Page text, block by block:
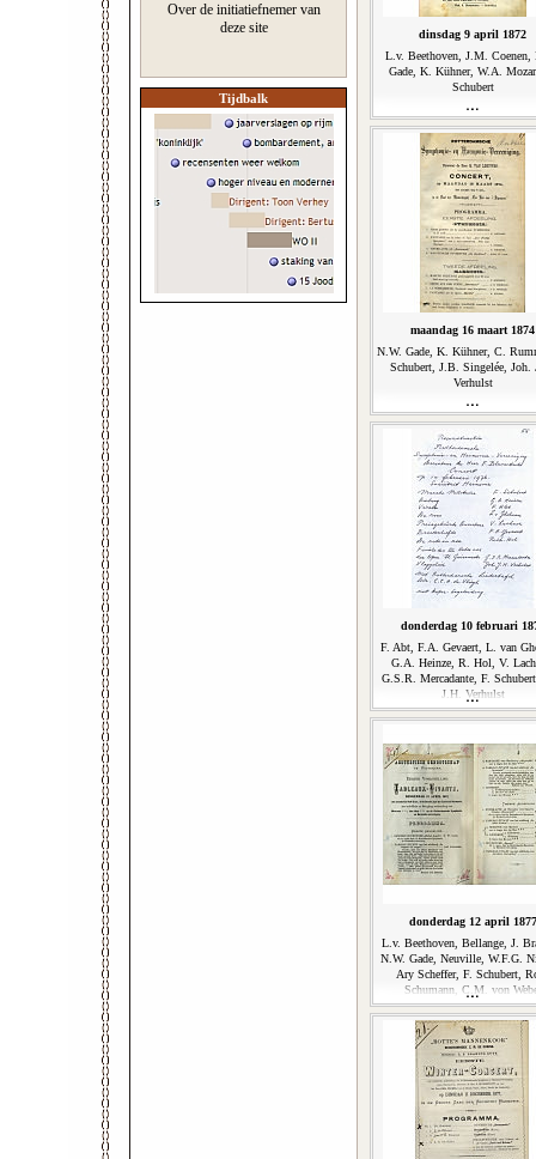
Over de initiatiefnemer van
deze site
Tijdbalk
dinsdag 9 april 1872
L.v. Beethoven, J.M. Coenen,
Gade, K. Kühner, W.A.
Schubert
maandag 16 maart 1874
N.W. Gade, K. Kühner, C.
Schubert, J.B. Singelée, Joh.
Verhulst
donderdag 10 februari
F. Abt, F.A. Gevaert, L. van
G.A. Heinze, R. Hol, V.
G.S.R. Mercadante, F.
J.H. Verhulst
donderdag 12 april 1877
L.v. Beethoven, Bellange, J.
N.W. Gade, Neuville, W.F.G.
Ary Scheffer, F. Schubert,
Schumann, C.M. von